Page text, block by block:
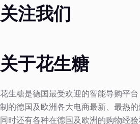
关注我们
关于花生糖
花生糖是德国最受欢迎的智能导购平
制的德国及欧洲各大电商最新、最热
同时还有各种在德国及欧洲的购物经